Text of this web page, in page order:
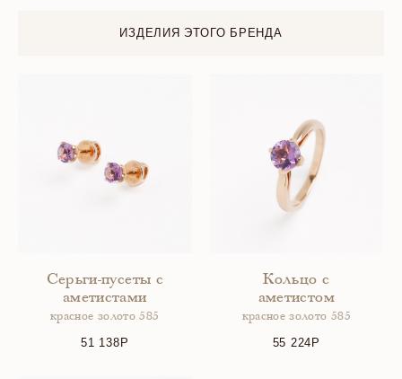
ИЗДЕЛИЯ ЭТОГО БРЕНДА
Серьги-пусеты с
аметистами
красное золото 585
51 138
Кольцо с
аметистом
красное золото 585
55 224